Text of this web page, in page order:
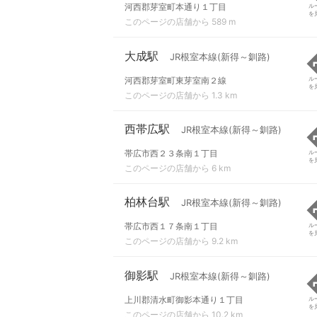
河西郡芽室町本通り１丁目
このページの店舗から 589 m
ル
を
大成駅 JR根室本線(新得～釧路)
河西郡芽室町東芽室南２線
このページの店舗から 1.3 km
ル
を
西帯広駅 JR根室本線(新得～釧路)
帯広市西２３条南１丁目
このページの店舗から 6 km
ル
を
柏林台駅 JR根室本線(新得～釧路)
帯広市西１７条南１丁目
このページの店舗から 9.2 km
ル
を
御影駅 JR根室本線(新得～釧路)
上川郡清水町御影本通り１丁目
このページの店舗から 10.2 km
ル
を